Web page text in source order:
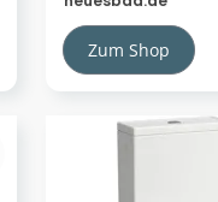
H8103337581091
Zum Shop